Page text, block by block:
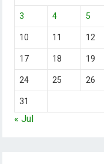
3 4 5
10 11 12
17 18 19
24 25 26
31
« Jul